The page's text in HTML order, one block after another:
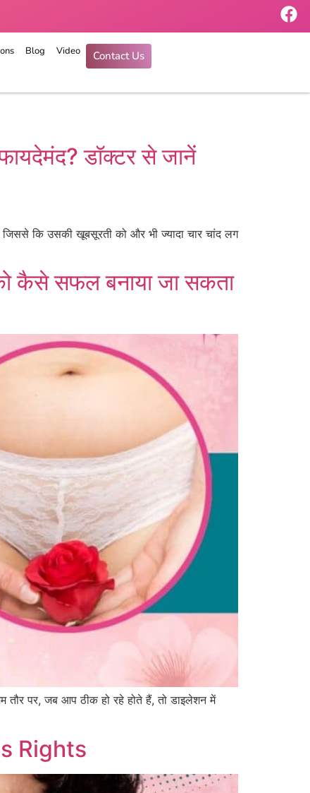
Blog Video Contact Us
डॉक्टर से जानें
कि उसकी खूबसूरती को और भी ज्यादा चार चांद लग
कैसे सफल बनाया जा सकता
पर, जब आप ठीक हो रहे होते हैं, तो डाइलेशन में
Rights